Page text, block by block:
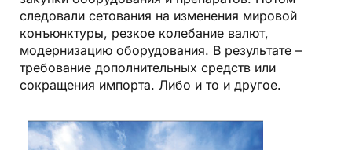
следовали сетования на изменения мировой
конъюнктуры, резкое колебание валют,
модернизацию оборудования. В результате –
требование дополнительных средств или
сокращения импорта. Либо и то и другое.